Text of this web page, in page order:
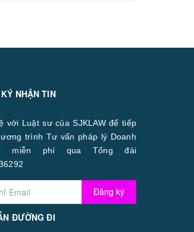
NHẬN TIN
với Luật sư của SJKLAW để tiếp
trình Tư vấn pháp lý Doanh
miễn phí qua Tổng đài
Đăng ký
ĐƯỜNG ĐI